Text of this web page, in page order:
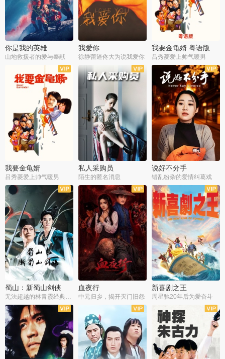
你是我的英雄
山地救援者的爱与奉献
我爱你
徐静蕾逼佟大为说我爱你
我要金龟婿 粤语版
吕秀菱爱上帅气暖男
我要金龟婿
吕秀菱爱上帅气暖男
私人采购员
陌生的匿名消息
说好不分手
错乱纷杂的爱情纠葛戏
蜀山：新蜀山剑侠
无法超越的林青霞经典角色
血夜行
中元归乡，揭开灭门旧怨
新喜剧之王
周星驰20年后为爱奋斗